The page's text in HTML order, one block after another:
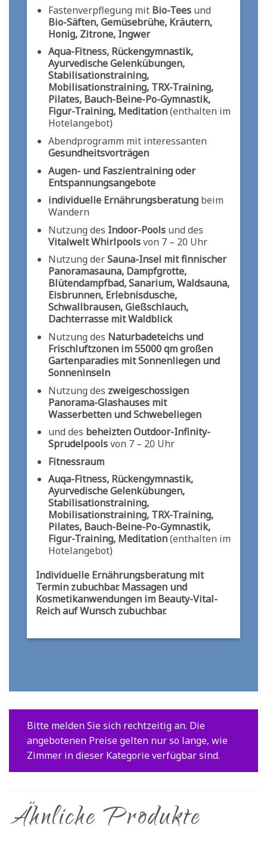
Fastenverpflegung mit Bio-Teesund
Bio-Säften, Gemüsebrühe, Kräutern,
Honig, Zitrone, Ingwer
Aqua-Fitness, Rückengymnastik,
Ayurvedische Gelenkübungen,
Stabilisationstraining,
Mobilisationstraining, TRX-Training,
Pilates, Bauch-Beine-Po-Gymnastik,
Figur-Training, Meditation(enthalten im
Hotelangebot)
Abendprogramm mit interessanten
Gesundheitsvorträgen
Augen- und Faszientraining oder
Entspannungsangebote
individuelle Ernährungsberatungbeim
Wandern
Nutzung des Indoor-Poolsund des
Vitalwelt Whirlpoolsvon 7 – 20 Uhr
Nutzung derSauna-Insel mit finnischer
Panoramasauna, Dampfgrotte,
Blütendampfbad, Sanarium, Waldsauna,
Eisbrunnen, Erlebnisdusche,
Schwallbrausen, Gießschlauch,
Dachterrasse mit Waldblick
Nutzung des Naturbadeteichs und
Frischluftzonen im 55000 qm großen
Gartenparadies mit Sonnenliegen und
Sonneninseln
Nutzung des zweigeschossigen
Panorama-Glashauses mit
Wasserbetten und Schwebeliegen
und des beheizten Outdoor-Infinity-
Sprudelpoolsvon 7 – 20 Uhr
Fitnessraum
Auqa-Fitness, Rückengymnastik,
Ayurvedische Gelenkübungen,
Stabilisationstraining,
Mobilisationstraining, TRX-Training,
Pilates, Bauch-Beine-Po-Gymnastik,
Figur-Training, Meditation(enthalten im
Hotelangebot)
Individuelle Ernährungsberatung mit
Termin zubuchbar.Massagen und
Kosmetikanwendungen im Beauty-Vital-
Reich auf Wunsch zubuchbar.
Bitte melden Sie sich rechtzeitig an. Die
angebotenen Preise gelten nur so lange, wie
Zimmer in dieser Kategorie verfügbar sind.
Ähnliche Produkte